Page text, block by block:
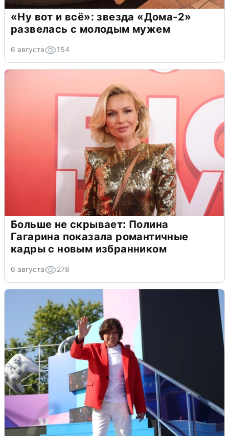
«Ну вот и всё»: звезда «Дома-2»
развелась с молодым мужем
6 августа 154
Больше не скрывает: Полина
Гагарина показала романтичные
кадры с новым избранником
6 августа 278